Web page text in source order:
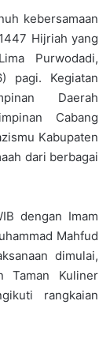
kebersamaan
Hijriah yang
Purwodadi,
pagi. Kegiatan
Daerah
Cabang
Kabupaten
dari berbagai
dengan Imam
Mahfud
dimulai,
Taman Kuliner
rangkaian